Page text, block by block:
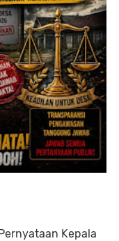
Kepala